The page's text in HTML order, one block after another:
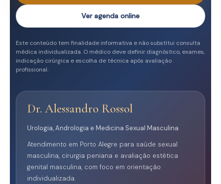
Ver agenda online
Este conteúdo tem finalidade informativa e não substitui consulta
médica individualizada. O médico deve definir diagnóstico, exames,
indicação cirúrgica e escolha de técnica após avaliação
profissional.
Dr. Alessandro Rossol
Urologia, Andrologia e Medicina Sexual Masculina
Atendimento em Porto Alegre para saúde sexual
masculina, cirurgia peniana e avaliação estética
genital masculina, com foco em orientação
individualizada.